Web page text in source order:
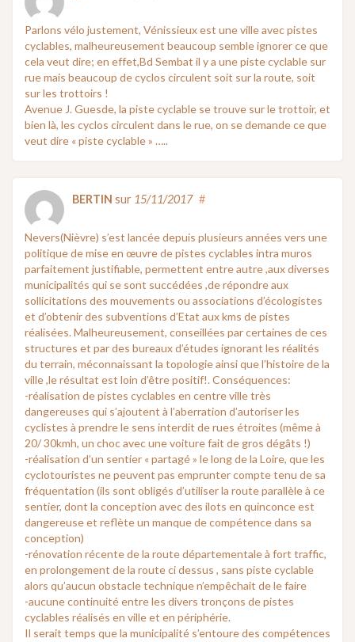
Parlons vélo justement, Vénissieux est une ville avec pistes
cyclables, malheureusement beaucoup semble ignorer ce que
cela veut dire; en effet,Bd Sembat il y a une piste cyclable sur
rue mais beaucoup de cyclos circulent soit sur la route, soit
sur les trottoirs !
Avenue J. Guesde, la piste cyclable se trouve sur le trottoir, et
bien là, les cyclos circulent dans le rue, on se demande ce que
veut dire « piste cyclable » …..
BERTIN sur 15/11/2017 #
Nevers(Nièvre) s’est lancée depuis plusieurs années vers une
politique de mise en œuvre de pistes cyclables intra muros
parfaitement justifiable, permettent entre autre ,aux diverses
municipalités qui se sont succédées ,de répondre aux
sollicitations des mouvements ou associations d’écologistes
et d’obtenir des subventions d’Etat aux kms de pistes
réalisées. Malheureusement, conseillées par certaines de ces
structures et par des bureaux d’études ignorant les réalités
du terrain, méconnaissant la topologie ainsi que l’histoire de la
ville ,le résultat est loin d’être positif!. Conséquences:
-réalisation de pistes cyclables en centre ville très
dangereuses qui s’ajoutent à l’aberration d’autoriser les
cyclistes à prendre le sens interdit de rues étroites (même à
20/ 30kmh, un choc avec une voiture fait de gros dégâts !)
-réalisation d’un sentier « partagé » le long de la Loire, que les
cyclotouristes ne peuvent pas emprunter compte tenu de sa
fréquentation (ils sont obligés d’utiliser la route parallèle à ce
sentier, dont la conception avec des ilots en quinconce est
dangereuse et reflète un manque de compétence dans sa
conception)
-rénovation récente de la route départementale à fort traffic,
en prolongement de la route ci dessus , sans piste cyclable
alors qu’aucun obstacle technique n’empêchait de le faire
-aucune continuité entre les divers tronçons de pistes
cyclables réalisés en ville et en périphérie.
Il serait temps que la municipalité s’entoure des compétences